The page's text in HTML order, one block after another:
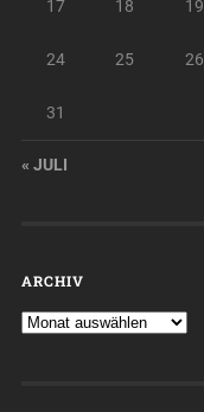
17 18 19
24 25 26
31
« JULI
ARCHIV